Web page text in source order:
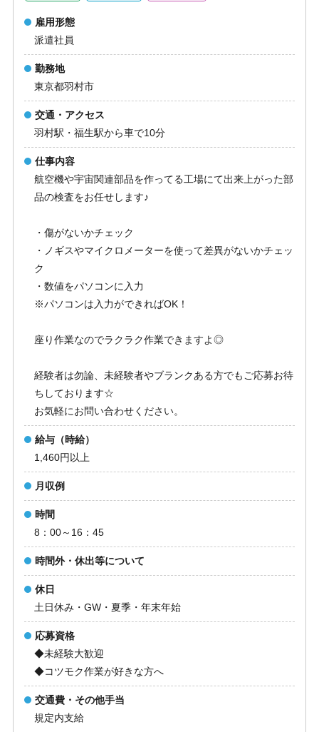
雇用形態
派遣社員
勤務地
東京都羽村市
交通・アクセス
羽村駅・福生駅から車で10分
仕事内容
航空機や宇宙関連部品を作ってる工場にて出来上がった部
品の検査をお任せします♪
・傷がないかチェック
・ノギスやマイクロメーターを使って差異がないかチェッ
ク
・数値をパソコンに入力
※パソコンは入力ができればOK！
座り作業なのでラクラク作業できますよ◎
経験者は勿論、未経験者やブランクある方でもご応募お待
ちしております☆
お気軽にお問い合わせください。
給与（時給）
1,460円以上
月収例
時間
8：00～16：45
時間外・休出等について
休日
土日休み・GW・夏季・年末年始
応募資格
◆未経験大歓迎
◆コツモク作業が好きな方へ
交通費・その他手当
規定内支給